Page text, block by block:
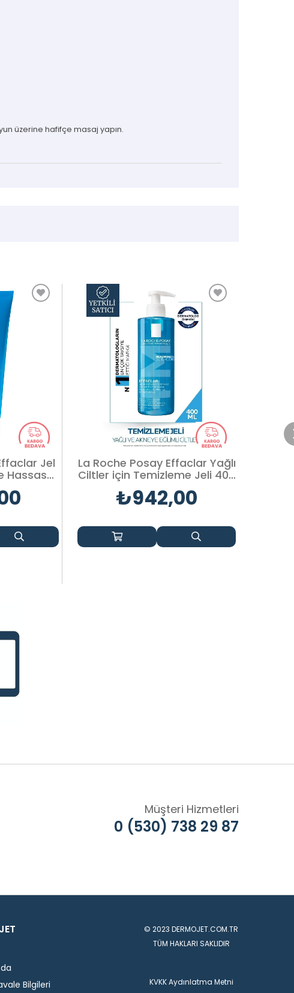
üzerine hafifçe masaj yapın.
Jel
Hassas
La Roche Posay Effaclar Yağlı
Ciltler için Temizleme Jeli 400
ml
₺942,00
Müşteri Hizmetleri
0 (530) 738 29 87
Bilgileri
© 2023 DERMOJET.COM.TR
TÜM HAKLARI SAKLIDIR
KVKK Aydınlatma Metni